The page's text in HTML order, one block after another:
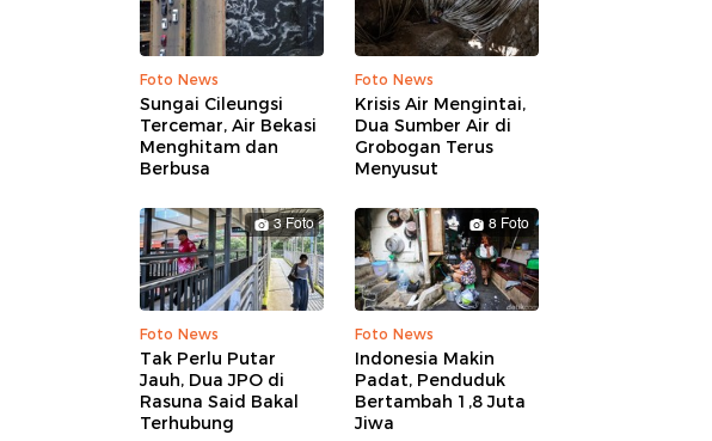
Foto News
Sungai Cileungsi
Tercemar, Air Bekasi
Menghitam dan
Berbusa
Foto News
Krisis Air Mengintai,
Dua Sumber Air di
Grobogan Terus
Menyusut
3 Foto
Foto News
Tak Perlu Putar
Jauh, Dua JPO di
Rasuna Said Bakal
Terhubung
8 Foto
Foto News
Indonesia Makin
Padat, Penduduk
Bertambah 1,8 Juta
Jiwa